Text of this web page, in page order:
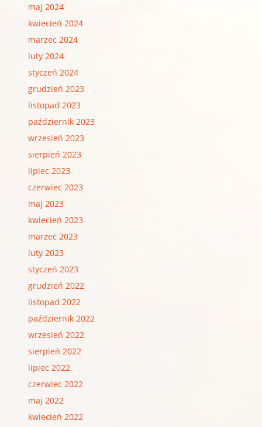
maj 2024
kwiecień 2024
marzec 2024
luty 2024
styczeń 2024
grudzień 2023
listopad 2023
październik 2023
wrzesień 2023
sierpień 2023
lipiec 2023
czerwiec 2023
maj 2023
kwiecień 2023
marzec 2023
luty 2023
styczeń 2023
grudzień 2022
listopad 2022
październik 2022
wrzesień 2022
sierpień 2022
lipiec 2022
czerwiec 2022
maj 2022
kwiecień 2022